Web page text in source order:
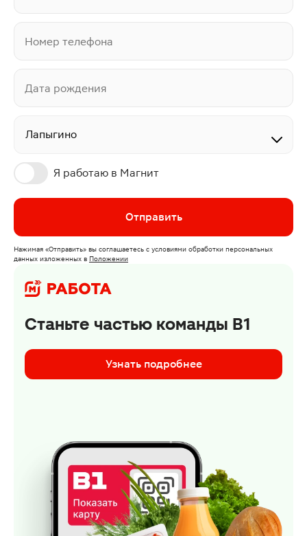
Номер телефона
Дата рождения
Я работаю в Магнит
Отправить
Нажимая «Отправить» вы соглашаетесь с условиями обработки персональных
данных изложенных в Положении
Станьте частью команды В1
Узнать подробнее